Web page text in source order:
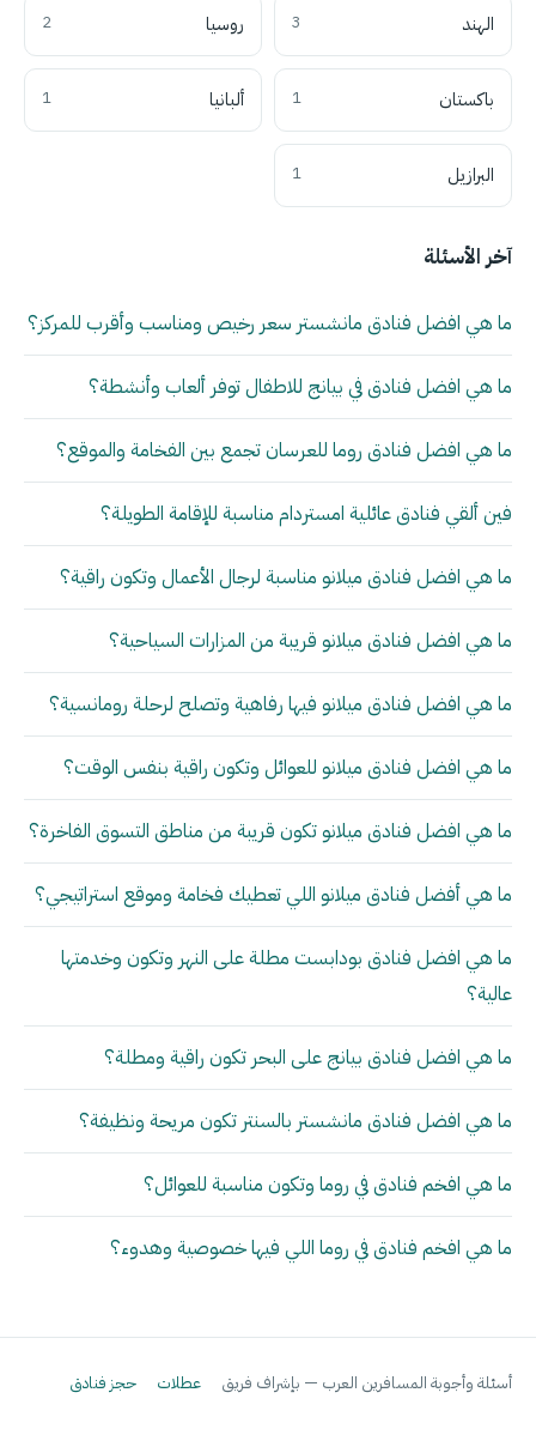
الهند 3 روسيا 2
باكستان 1 ألبانيا 1
البرازيل 1
آخر الأسئلة
ما هي افضل فنادق مانشستر سعر رخيص ومناسب وأقرب للمركز؟
ما هي افضل فنادق في بيانج للاطفال توفر ألعاب وأنشطة؟
ما هي افضل فنادق روما للعرسان تجمع بين الفخامة والموقع؟
فين ألقي فنادق عائلية امستردام مناسبة للإقامة الطويلة؟
ما هي افضل فنادق ميلانو مناسبة لرجال الأعمال وتكون راقية؟
ما هي افضل فنادق ميلانو قريبة من المزارات السياحية؟
ما هي افضل فنادق ميلانو فيها رفاهية وتصلح لرحلة رومانسية؟
ما هي افضل فنادق ميلانو للعوائل وتكون راقية بنفس الوقت؟
ما هي افضل فنادق ميلانو تكون قريبة من مناطق التسوق الفاخرة؟
ما هي أفضل فنادق ميلانو اللي تعطيك فخامة وموقع استراتيجي؟
ما هي افضل فنادق بودابست مطلة على النهر وتكون وخدمتها
عالية؟
ما هي افضل فنادق بيانج على البحر تكون راقية ومطلة؟
ما هي افضل فنادق مانشستر بالسنتر تكون مريحة ونظيفة؟
ما هي افخم فنادق في روما وتكون مناسبة للعوائل؟
ما هي افخم فنادق في روما اللي فيها خصوصية وهدوء؟
أسئلة وأجوبة المسافرين العرب — بإشراف فريق عطلات حجز فنادق